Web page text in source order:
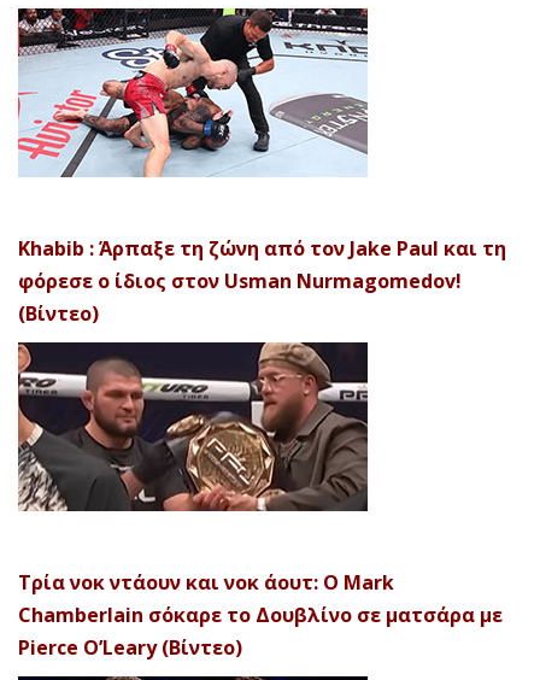
Khabib : Άρπαξε τη ζώνη από τον Jake Paul και τη
φόρεσε ο ίδιος στον Usman Nurmagomedov!
(Βίντεο)
Τρία νοκ ντάουν και νοκ άουτ: Ο Mark
Chamberlain σόκαρε το Δουβλίνο σε ματσάρα με
Pierce O’Leary (Βίντεο)